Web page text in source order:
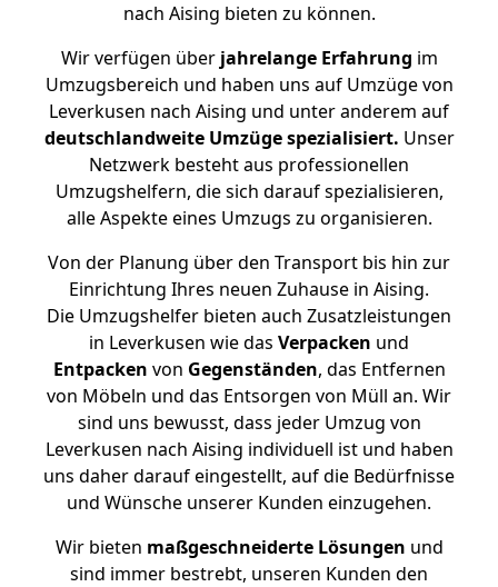
nach Aising bieten zu können.
Wir verfügen überjahrelange Erfahrung im
Umzugsbereich und haben uns auf Umzüge von
Leverkusen nach Aising und unter anderem auf
deutschlandweite Umzüge spezialisiert. Unser
Netzwerk besteht aus professionellen
Umzugshelfern, die sich darauf spezialisieren,
alle Aspekte eines Umzugs zu organisieren.
Von der Planung über den Transport bis hin zur
Einrichtung Ihres neuen Zuhause in Aising.
Die Umzugshelfer bieten auch Zusatzleistungen
in Leverkusen wie das Verpacken und
Entpacken von Gegenständen, das Entfernen
von Möbeln und das Entsorgen von Müll an. Wir
sind uns bewusst, dass jeder Umzug von
Leverkusen nach Aising individuell ist und haben
uns daher darauf eingestellt, auf die Bedürfnisse
und Wünsche unserer Kunden einzugehen.
Wir bieten maßgeschneiderte Lösungen und
sind immer bestrebt, unseren Kunden den